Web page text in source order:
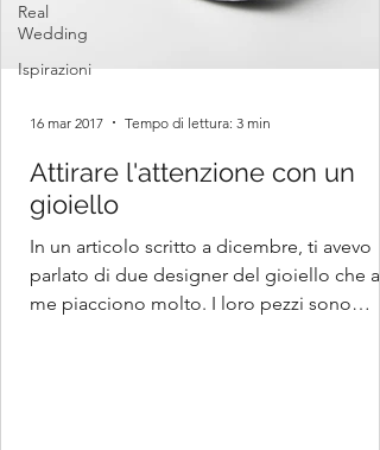
Real
Wedding
Ispirazioni
Attirare l'attenzione con un
gioiello
In un articolo scritto a dicembre, ti avevo
parlato di due designer del gioiello che a
me piacciono molto. I loro pezzi sono
16 mar 2017 Tempo di lettura: 3 min